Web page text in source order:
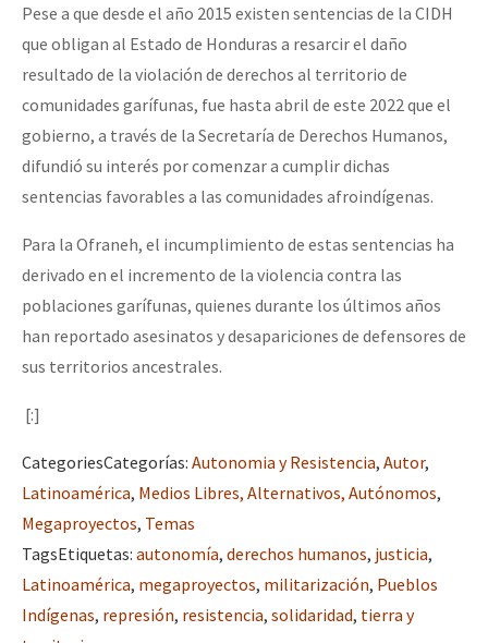
Pese a que desde el año 2015 existen sentencias de la CIDH
que obligan al Estado de Honduras a resarcir el daño
resultado de la violación de derechos al territorio de
comunidades garífunas, fue hasta abril de este 2022 que el
gobierno, a través de la Secretaría de Derechos Humanos,
difundió su interés por comenzar a cumplir dichas
sentencias favorables a las comunidades afroindígenas.
Para la Ofraneh, el incumplimiento de estas sentencias ha
derivado en el incremento de la violencia contra las
poblaciones garífunas, quienes durante los últimos años
han reportado asesinatos y desapariciones de defensores de
sus territorios ancestrales.
[:]
CategoriesCategorías: Autonomia y Resistencia, Autor,
Latinoamérica, Medios Libres, Alternativos, Autónomos,
Megaproyectos, Temas
TagsEtiquetas: autonomía, derechos humanos, justicia,
Latinoamérica, megaproyectos, militarización, Pueblos
Indígenas, represión, resistencia, solidaridad, tierra y